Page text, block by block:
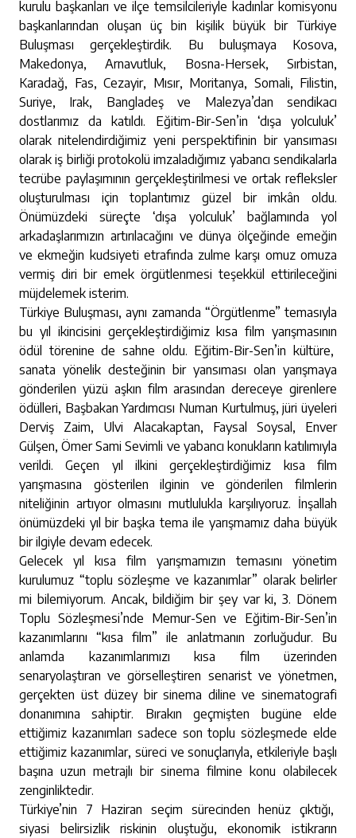
kurulu başkanları ve ilçe temsilcileriyle kadınlar komisyonu
başkanlarından oluşan üç bin kişilik büyük bir Türkiye
Buluşması gerçekleştirdik. Bu buluşmaya Kosova,
Makedonya, Arnavutluk, Bosna-Hersek, Sırbistan,
Karadağ, Fas, Cezayir, Mısır, Moritanya, Somali, Filistin,
Suriye, Irak, Bangladeş ve Malezya’dan sendikacı
dostlarımız da katıldı. Eğitim-Bir-Sen’in ‘dışa yolculuk’
olarak nitelendirdiğimiz yeni perspektifinin bir yansıması
olarak iş birliği protokolü imzaladığımız yabancı sendikalarla
tecrübe paylaşımının gerçekleştirilmesi ve ortak refleksler
oluşturulması için toplantımız güzel bir imkân oldu.
Önümüzdeki süreçte ‘dışa yolculuk’ bağlamında yol
arkadaşlarımızın artırılacağını ve dünya ölçeğinde emeğin
ve ekmeğin kudsiyeti etrafında zulme karşı omuz omuza
vermiş diri bir emek örgütlenmesi teşekkül ettirileceğini
müjdelemek isterim.
Türkiye Buluşması, aynı zamanda “Örgütlenme” temasıyla
bu yıl ikincisini gerçekleştirdiğimiz kısa film yarışmasının
ödül törenine de sahne oldu. Eğitim-Bir-Sen’in kültüre,
sanata yönelik desteğinin bir yansıması olan yarışmaya
gönderilen yüzü aşkın film arasından dereceye girenlere
ödülleri, Başbakan Yardımcısı Numan Kurtulmuş, jüri üyeleri
Derviş Zaim, Ulvi Alacakaptan, Faysal Soysal, Enver
Gülşen, Ömer Sami Sevimli ve yabancı konukların katılımıyla
verildi. Geçen yıl ilkini gerçekleştirdiğimiz kısa film
yarışmasına gösterilen ilginin ve gönderilen filmlerin
niteliğinin artıyor olmasını mutlulukla karşılıyoruz. İnşallah
önümüzdeki yıl bir başka tema ile yarışmamız daha büyük
bir ilgiyle devam edecek.
Gelecek yıl kısa film yarışmamızın temasını yönetim
kurulumuz “toplu sözleşme ve kazanımlar” olarak belirler
mi bilemiyorum. Ancak, bildiğim bir şey var ki, 3. Dönem
Toplu Sözleşmesi’nde Memur-Sen ve Eğitim-Bir-Sen’in
kazanımlarını “kısa film” ile anlatmanın zorluğudur. Bu
anlamda kazanımlarımızı kısa film üzerinden
senaryolaştıran ve görselleştiren senarist ve yönetmen,
gerçekten üst düzey bir sinema diline ve sinematografi
donanımına sahiptir. Bırakın geçmişten bugüne elde
ettiğimiz kazanımları sadece son toplu sözleşmede elde
ettiğimiz kazanımlar, süreci ve sonuçlarıyla, etkileriyle başlı
başına uzun metrajlı bir sinema filmine konu olabilecek
zenginliktedir.
Türkiye’nin 7 Haziran seçim sürecinden henüz çıktığı,
siyasi belirsizlik riskinin oluştuğu, ekonomik istikrarın